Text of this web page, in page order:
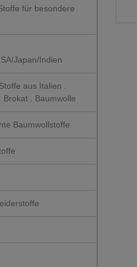
für besondere
Japan/Indien
aus Italien .
Brokat . Baumwolle
Baumwollstoffe